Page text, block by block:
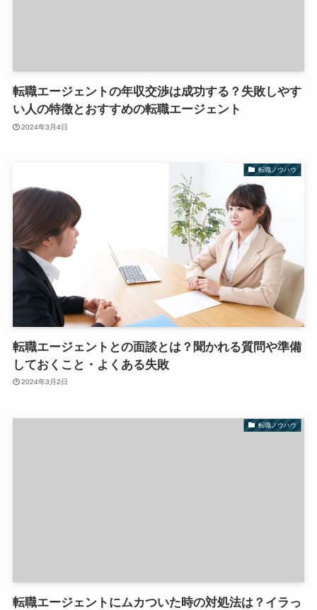
転職エージェントの年収交渉は成功する？失敗しやす
い人の特徴とおすすめの転職エージェント
2024年3月4日
転職ノウハウ
転職エージェントとの面談とは？聞かれる質問や準備
しておくこと・よくある失敗
2024年3月2日
転職ノウハウ
転職エージェントにムカついた時の対処法は？イラっ